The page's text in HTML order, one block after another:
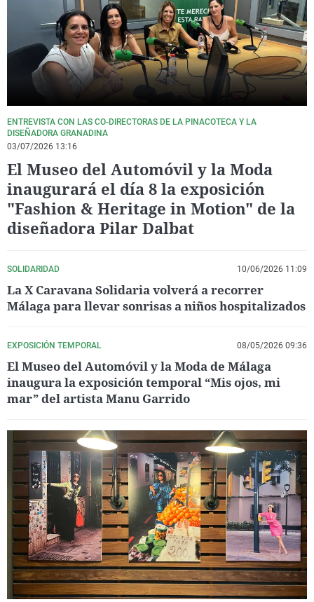
La rosa de los vientos
Gente viajera
Como el perro y el
Caso
Retornados
Equipo de
Operación Viuda
Extremadura
Galicia
La Rioja
Navarra
País Vasco
Virales
Televisión
Elecciones
ENTREVISTA CON LAS CO-DIRECTORAS DE LA PINACOTECA Y LA
DISEÑADORA GRANADINA
03/07/2026 13:16
El Museo del Automóvil y la Moda
inaugurará el día 8 la exposición
"Fashion & Heritage in Motion" de la
diseñadora Pilar Dalbat
SOLIDARIDAD 10/06/2026 11:09
La X Caravana Solidaria volverá a recorrer
Málaga para llevar sonrisas a niños hospitalizados
EXPOSICIÓN TEMPORAL 08/05/2026 09:36
El Museo del Automóvil y la Moda de Málaga
inaugura la exposición temporal “Mis ojos, mi
mar” del artista Manu Garrido